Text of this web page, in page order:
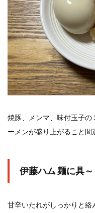
焼豚、メンマ、味付玉子の
ーメンが盛り上がること間
伊藤ハム 麺に具
甘辛いたれがしっかりと絡